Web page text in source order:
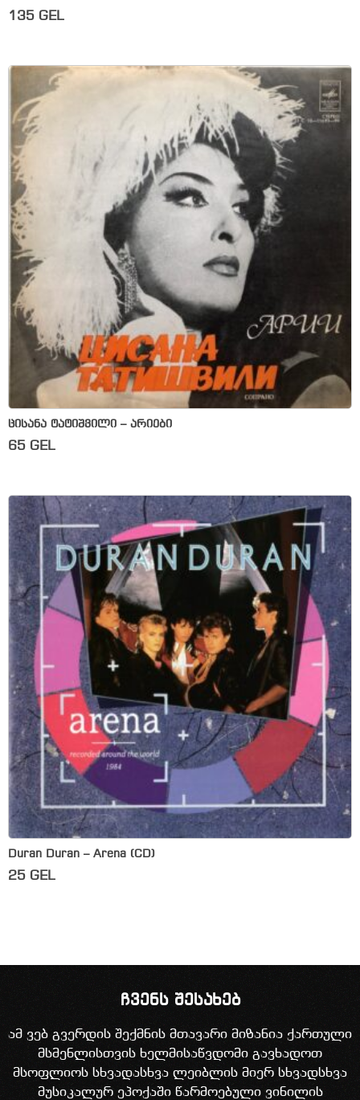
135 GEL
ცისანა ტატიშვილი – არიები
65 GEL
Duran Duran – Arena (CD)
25 GEL
ჩვენს შესახებ
ამ ვებ გვერდის შექმნის მთავარი მიზანია ქართული
მსმენლისთვის ხელმისაწვდომი გავხადოთ
მსოფლიოს სხვადასხვა ლეიბლის მიერ სხვადსხვა
მუსიკალურ ეპოქაში წარმოებული ვინილის